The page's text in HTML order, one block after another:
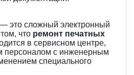
это сложный электронный
что ремонт печатных
в сервисном центре,
персоналом с инженерным
специального